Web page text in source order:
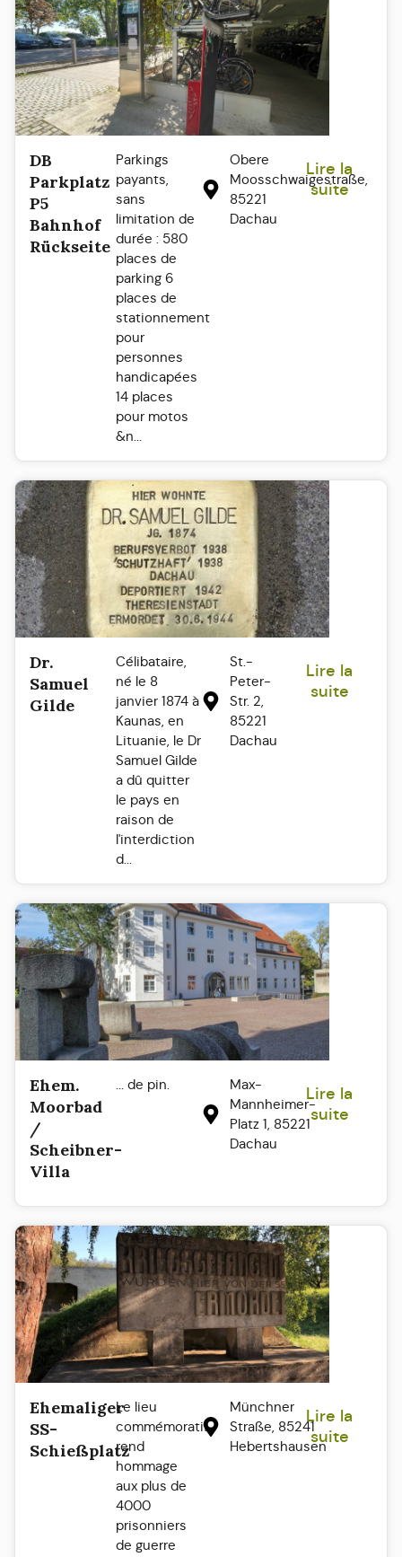
DB
Parkplatz
P5
Bahnhof
Rückseite
Parkings
payants,
sans
limitation de
durée : 580
places de
parking 6
places de
stationnement
pour
personnes
handicapées
14 places
pour motos
&n...
Obere
Moosschwaigestraße,
85221
Dachau
Lire la
suite
Dr.
Samuel
Gilde
Célibataire,
né le 8
janvier 1874 à
Kaunas, en
Lituanie, le Dr
Samuel Gilde
a dû quitter
le pays en
raison de
l'interdiction
d...
St.-
Peter-
Str. 2,
85221
Dachau
Lire la
suite
Ehem.
Moorbad
/
Scheibner-
Villa
... de pin.
Max-
Mannheimer-
Platz 1, 85221
Dachau
Lire la
suite
Ehemaliger
SS-
Schießplatz
Le lieu
commémoratif
rend
hommage
aux plus de
4000
prisonniers
de guerre
Münchner
Straße, 85241
Hebertshausen
Lire la
suite